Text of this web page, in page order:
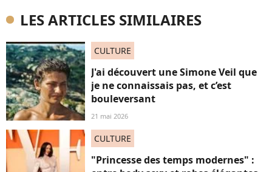
LES ARTICLES SIMILAIRES
CULTURE
J'ai découvert une Simone Veil que
je ne connaissais pas, et c’est
bouleversant
21 mai 2026
CULTURE
"Princesse des temps modernes" :